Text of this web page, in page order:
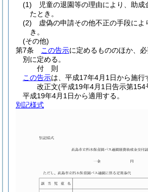
(1)
児童の退園等の理由により、助成
たとき。
(2)
虚偽の申請その他不正の手段によ
き。
(その他)
第7条
この告示に定めるもののほか、
別に定める。
付 則
この告示は、平成17年4月1日から施行
改正文(平成19年4月1日告示第154
平成19年4月1日から適用する。
別記様式